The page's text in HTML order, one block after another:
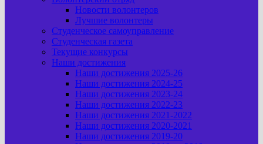
Новости волонтеров
Лучшие волонтеры
Студенческое самоуправление
Студенческая газета
Текущие конкурсы
Наши достижения
Наши достижения 2025-26
Наши достижения 2024-25
Наши достижения 2023-24
Наши достижения 2022-23
Наши достижения 2021-2022
Наши достижения 2020-2021
Наши достижения 2019-20